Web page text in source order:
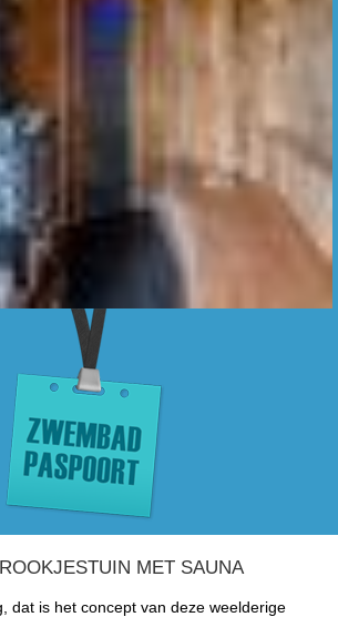
MET SAUNA
dat is het concept van deze weelderige